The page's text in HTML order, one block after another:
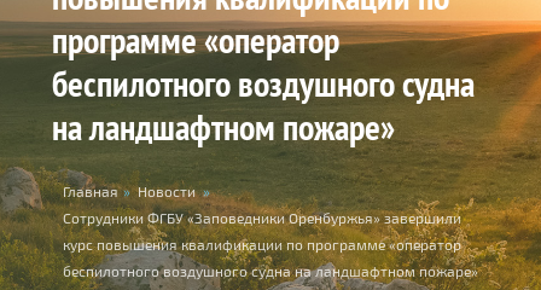
программе «оператор
беспилотного воздушного судна
на ландшафтном пожаре»
You are here
Главная » Новости »
Сотрудники ФГБУ «Заповедники Оренбуржья» завершили
курс повышения квалификации по программе «оператор
беспилотного воздушного судна на ландшафтном пожаре»